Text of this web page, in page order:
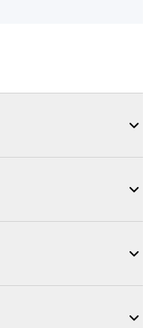



